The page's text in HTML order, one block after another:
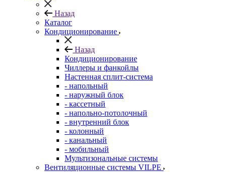
Назад
Каталог
Кондиционирование
Назад
Кондиционирование
Чиллеры и фанкойлы
Настенная сплит-система
- напольный
- наружный блок
- кассетный
- напольно-потолочный
- внутренний блок
- колонный
- канальный
- мобильный
Мультизональные системы
Вентиляционные системы VILPE